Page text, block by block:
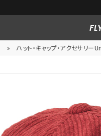
» ハット・キャップ・アクセサリー